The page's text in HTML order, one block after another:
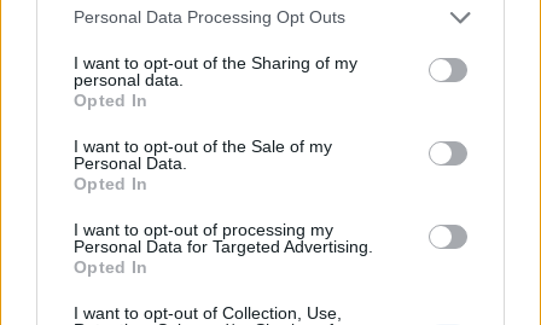
Please note that this website/app uses one or more Google
not limited to your visit or usage behaviour. You may click to
grant or deny consent to Google and its third-party tags to
use your data for below specified purposes in below Google
consent section.
Personal Data Processing Opt Outs
I want to opt-out of the Sharing of my
personal data.
Opted In
I want to opt-out of the Sale of my
Personal Data.
Opted In
I want to opt-out of processing my
Personal Data for Targeted Advertising.
Opted In
I want to opt-out of Collection, Use,